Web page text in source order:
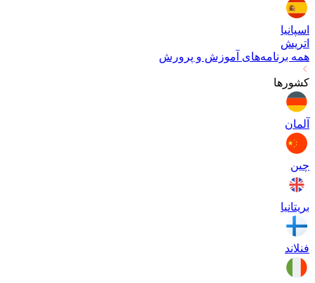
اسپانیا
اتریش
همه برنامه‌های آموزش و پرورش
کشورها
آلمان
چین
بریتانیا
فنلاند